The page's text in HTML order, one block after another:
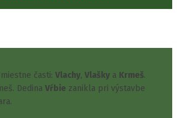
časti: Vlachy, Vlašky a Krmeš.
Dedina Vŕbie zanikla pri výstavbe